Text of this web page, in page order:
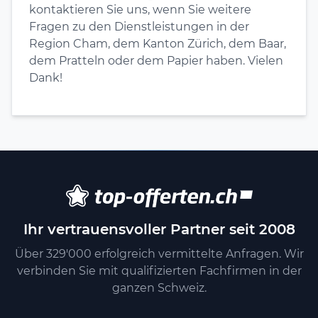
kontaktieren Sie uns, wenn Sie weitere
Fragen zu den Dienstleistungen in der
Region Cham, dem Kanton Zürich, dem Baar,
dem Pratteln oder dem Papier haben. Vielen
Dank!
Ihr vertrauensvoller Partner seit 2008
Über 329'000 erfolgreich vermittelte Anfragen. Wir
verbinden Sie mit qualifizierten Fachfirmen in der
ganzen Schweiz.